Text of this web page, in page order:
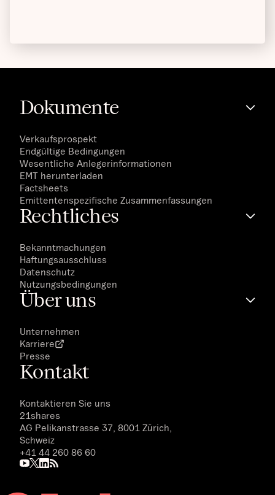
Dokumente
Verkaufsprospekt
Endgültige Bedingungen
Wesentliche Anlegerinformationen
EMT herunterladen
Factsheets
Emittentenspezifische Zusammenfassungen
Rechtliches
Bekanntmachungen
Haftungsausschluss
Datenschutz
Nutzungsbedingungen
Über uns
Unternehmen
Karriere
Presse
Kontakt
Kontaktieren Sie uns
21shares
AG Pelikanstrasse 37, 8001 Zürich,
Schweiz
+41 44 260 86 60